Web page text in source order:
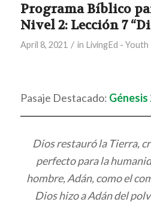
Programa Bíblico
Nivel 2: Lección 7
April 8, 2021 / in LivingEd - Youth
Pasaje Destacado: Génesis
Dios restauró la Tierra,
perfecto para la
hombre, Adán, como el
Dios hizo a Adán del